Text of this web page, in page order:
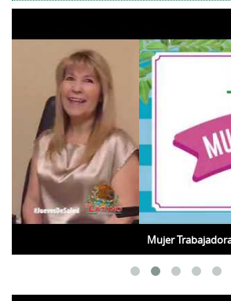
Mujer Trabajadora Tulsa, OK Conference 2018